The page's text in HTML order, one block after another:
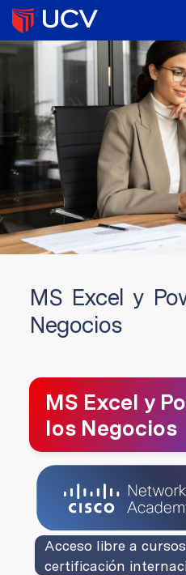
MS Excel y
Negocios
MS Excel y
los Negocios
Acceso libre a
certificación